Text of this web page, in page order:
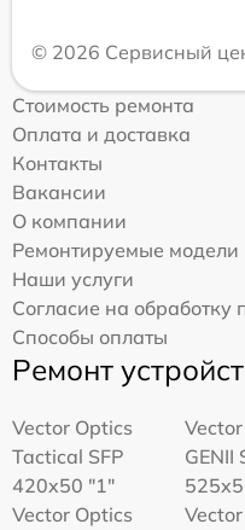
© 2026 Сервисный
Стоимость ремонта
Оплата и доставка
Контакты
Вакансии
О компании
Ремонтируемые модели
Наши услуги
Согласие на
Способы оплаты
Ремонт
Vector Optics
Tactical SFP
420x50 "1"
GENII
Vector Optics